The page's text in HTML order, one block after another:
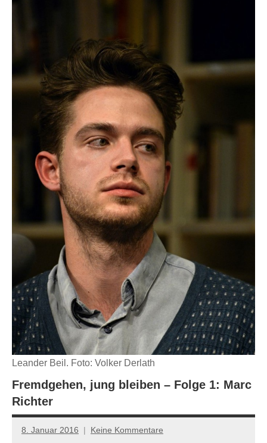
Leander Beil. Foto: Volker Derlath
Fremdgehen, jung bleiben – Folge 1: Marc
Richter
8. Januar 2016
Anton
Keine Kommentare